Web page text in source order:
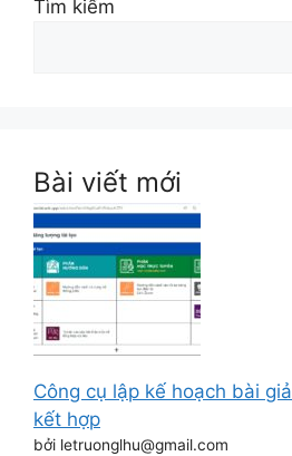
Tìm kiếm
Bài viết mới
Công cụ lập kế hoạch bài
kết hợp
bởi letruonglhu@gmail.com